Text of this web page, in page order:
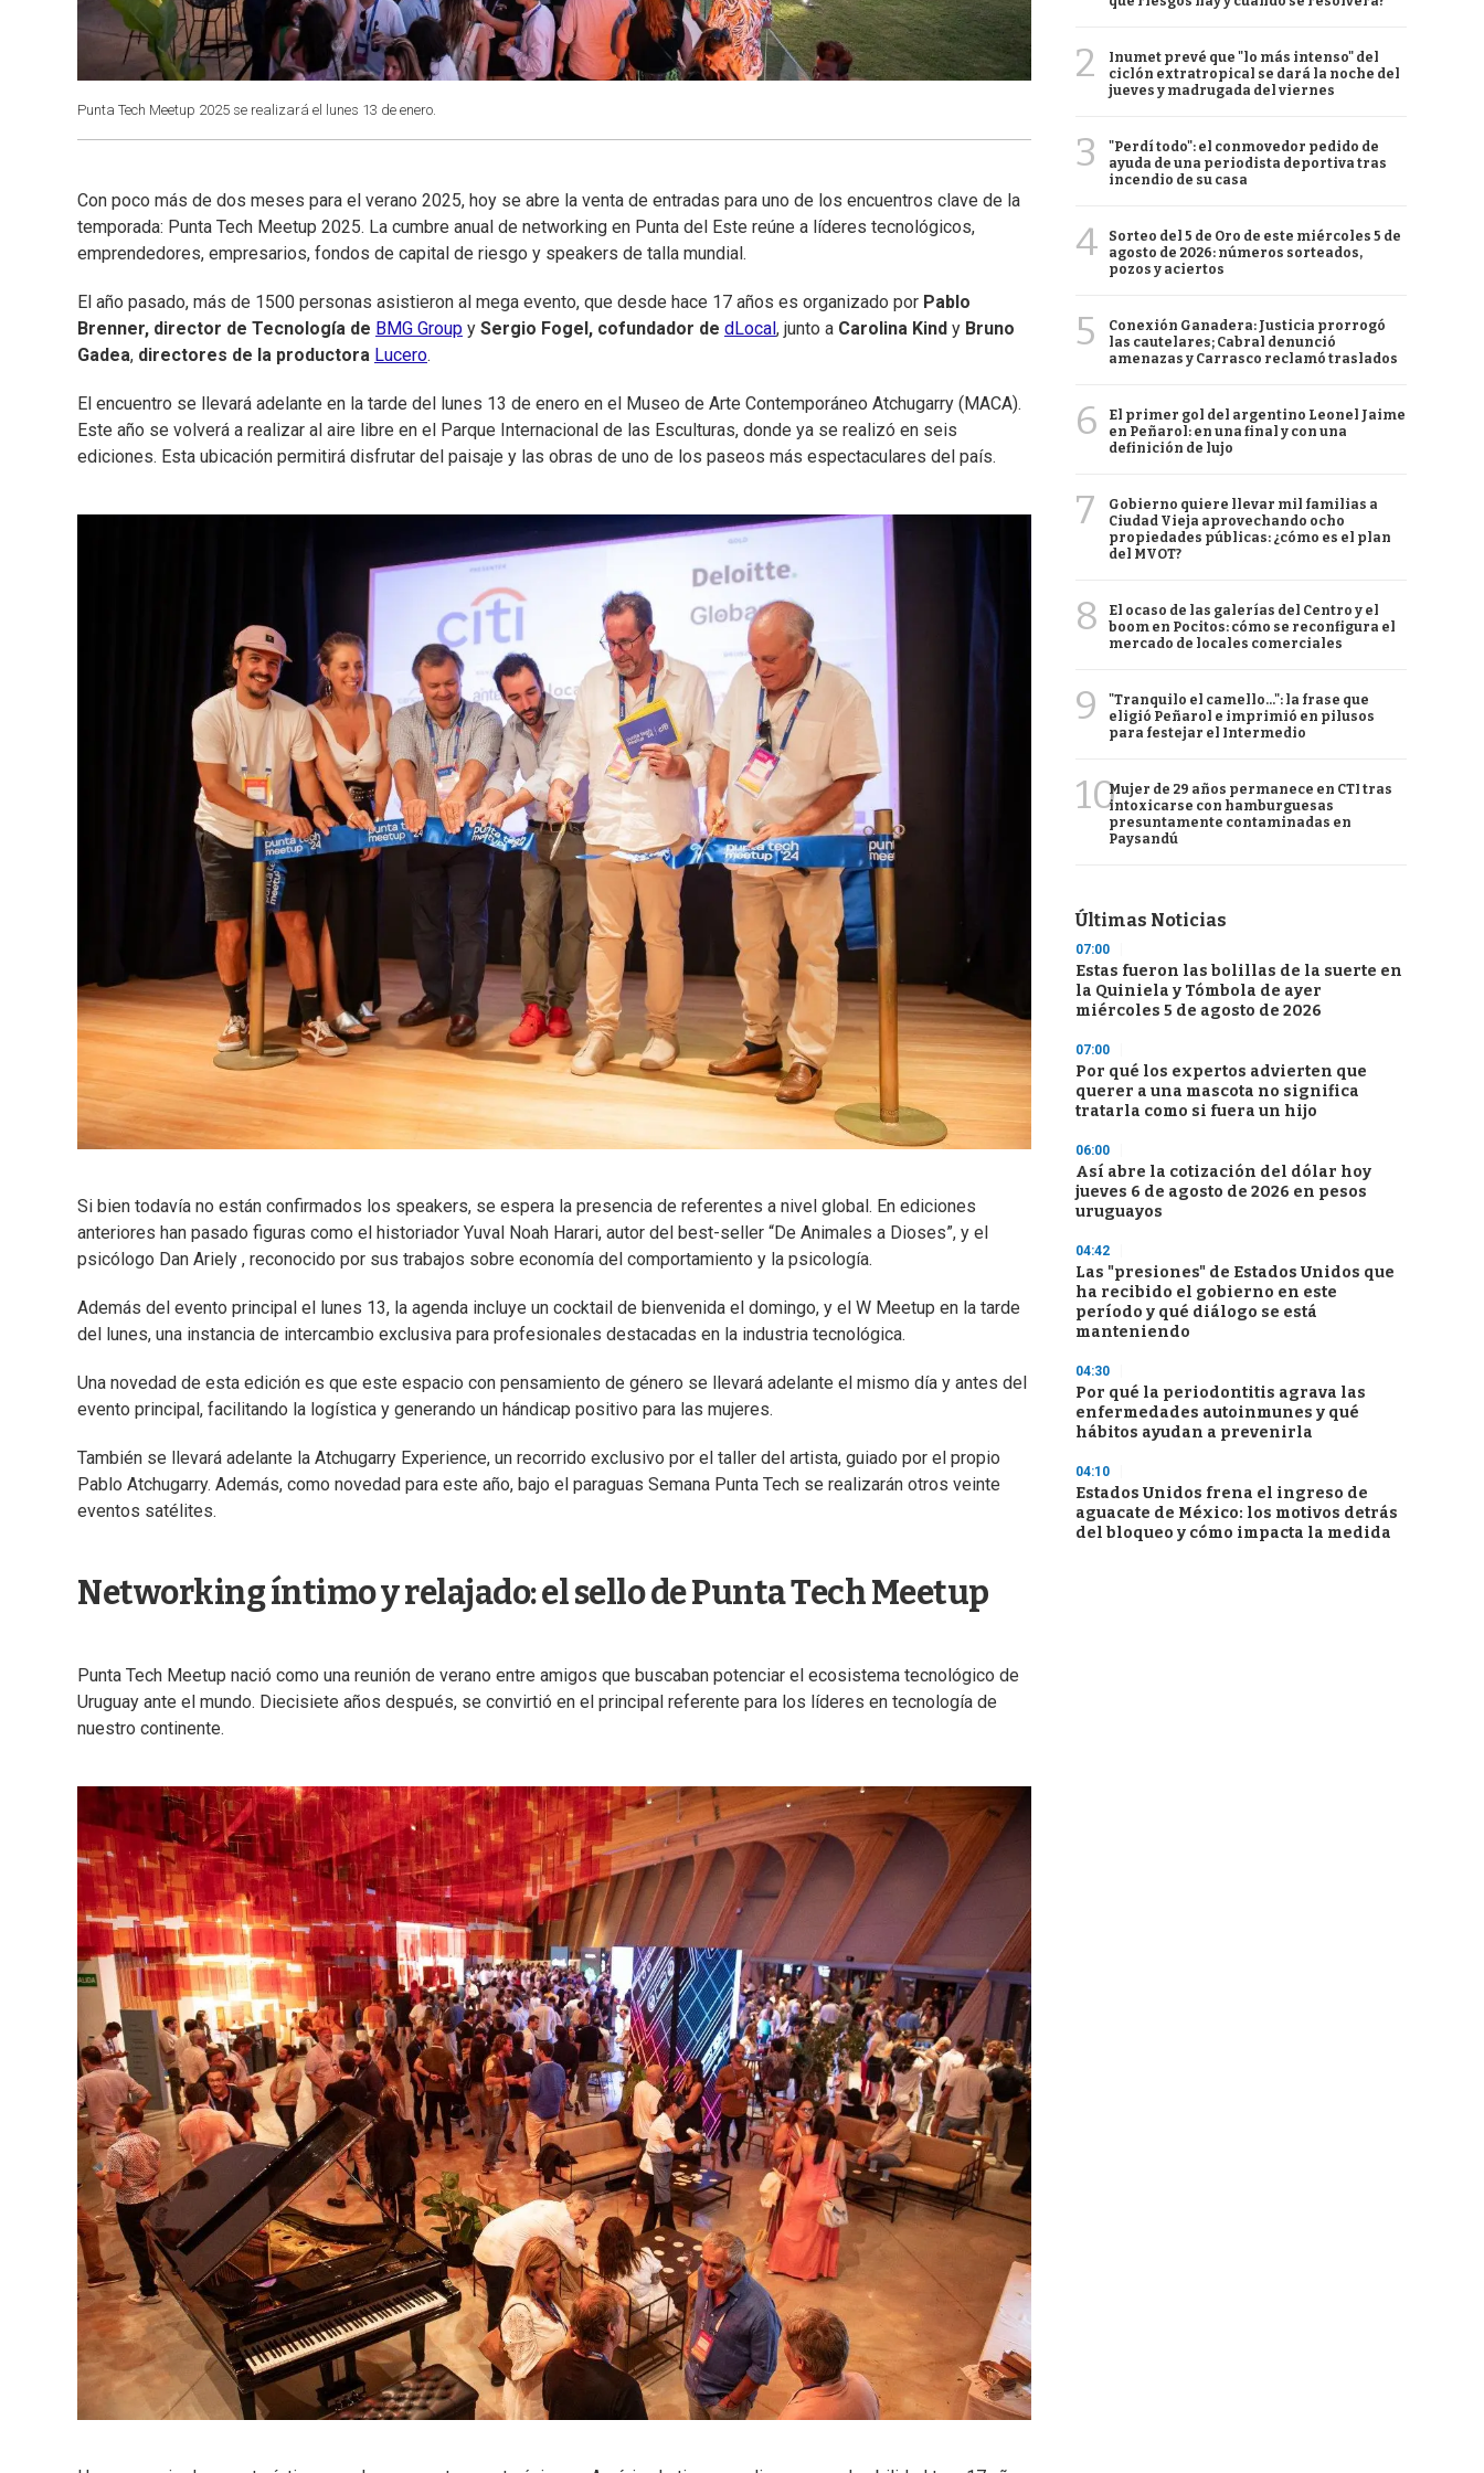
Punta Tech Meetup 2025 se realizará el lunes 13 de enero.
Con poco más de dos meses para el verano 2025, hoy se abre la venta de entradas para uno de los encuentros clave de la
temporada: Punta Tech Meetup 2025. La cumbre anual de networking en Punta del Este reúne a líderes tecnológicos,
emprendedores, empresarios, fondos de capital de riesgo y speakers de talla mundial.
El año pasado, más de 1500 personas asistieron al mega evento, que desde hace 17 años es organizado por Pablo
Brenner, director de Tecnología de BMG Group y Sergio Fogel, cofundador de dLocal , junto a Carolina Kind y Bruno
Gadea, directores de la productora Lucero.
El encuentro se llevará adelante en la tarde del lunes 13 de enero en el Museo de Arte Contemporáneo Atchugarry (MACA).
Este año se volverá a realizar al aire libre en el Parque Internacional de las Esculturas, donde ya se realizó en seis
ediciones. Esta ubicación permitirá disfrutar del paisaje y las obras de uno de los paseos más espectaculares del país.
Si bien todavía no están confirmados los speakers, se espera la presencia de referentes a nivel global. En ediciones
anteriores han pasado figuras como el historiador Yuval Noah Harari, autor del best-seller “De Animales a Dioses”, y el
psicólogo Dan Ariely , reconocido por sus trabajos sobre economía del comportamiento y la psicología.
Además del evento principal el lunes 13, la agenda incluye un cocktail de bienvenida el domingo, y el W Meetup en la tarde
del lunes, una instancia de intercambio exclusiva para profesionales destacadas en la industria tecnológica.
Una novedad de esta edición es que este espacio con pensamiento de género se llevará adelante el mismo día y antes del
evento principal, facilitando la logística y generando un hándicap positivo para las mujeres.
También se llevará adelante la Atchugarry Experience, un recorrido exclusivo por el taller del artista, guiado por el propio
Pablo Atchugarry. Además, como novedad para este año, bajo el paraguas Semana Punta Tech se realizarán otros veinte
eventos satélites.
Networking íntimo y relajado: el sello de Punta Tech Meetup
Punta Tech Meetup nació como una reunión de verano entre amigos que buscaban potenciar el ecosistema tecnológico de
Uruguay ante el mundo. Diecisiete años después, se convirtió en el principal referente para los líderes en tecnología de
nuestro continente.
2
Inumet prevé que "lo más intenso" del
ciclón extratropical se dará la noche del
jueves y madrugada del viernes
3
"Perdí todo": el conmovedor pedido de
ayuda de una periodista deportiva tras
incendio de su casa
4
Sorteo del 5 de Oro de este miércoles 5 de
agosto de 2026: números sorteados,
pozos y aciertos
5
Conexión Ganadera: Justicia prorrogó
las cautelares; Cabral denunció
amenazas y Carrasco reclamó traslados
6
El primer gol del argentino Leonel Jaime
en Peñarol: en una final y con una
definición de lujo
7
Gobierno quiere llevar mil familias a
Ciudad Vieja aprovechando ocho
propiedades públicas: ¿cómo es el plan
del MVOT?
8
El ocaso de las galerías del Centro y el
boom en Pocitos: cómo se reconfigura el
mercado de locales comerciales
9
"Tranquilo el camello...": la frase que
eligió Peñarol e imprimió en pilusos
para festejar el Intermedio
10Mujer de 29 años permanece en CTI tras
intoxicarse con hamburguesas
presuntamente contaminadas en
Paysandú
Últimas Noticias
07:00
Estas fueron las bolillas de la suerte en
la Quiniela y Tómbola de ayer
miércoles 5 de agosto de 2026
07:00
Por qué los expertos advierten que
querer a una mascota no significa
tratarla como si fuera un hijo
06:00
Así abre la cotización del dólar hoy
jueves 6 de agosto de 2026 en pesos
uruguayos
04:42
Las "presiones" de Estados Unidos que
ha recibido el gobierno en este
período y qué diálogo se está
manteniendo
04:30
Por qué la periodontitis agrava las
enfermedades autoinmunes y qué
hábitos ayudan a prevenirla
04:10
Estados Unidos frena el ingreso de
aguacate de México: los motivos detrás
del bloqueo y cómo impacta la medida